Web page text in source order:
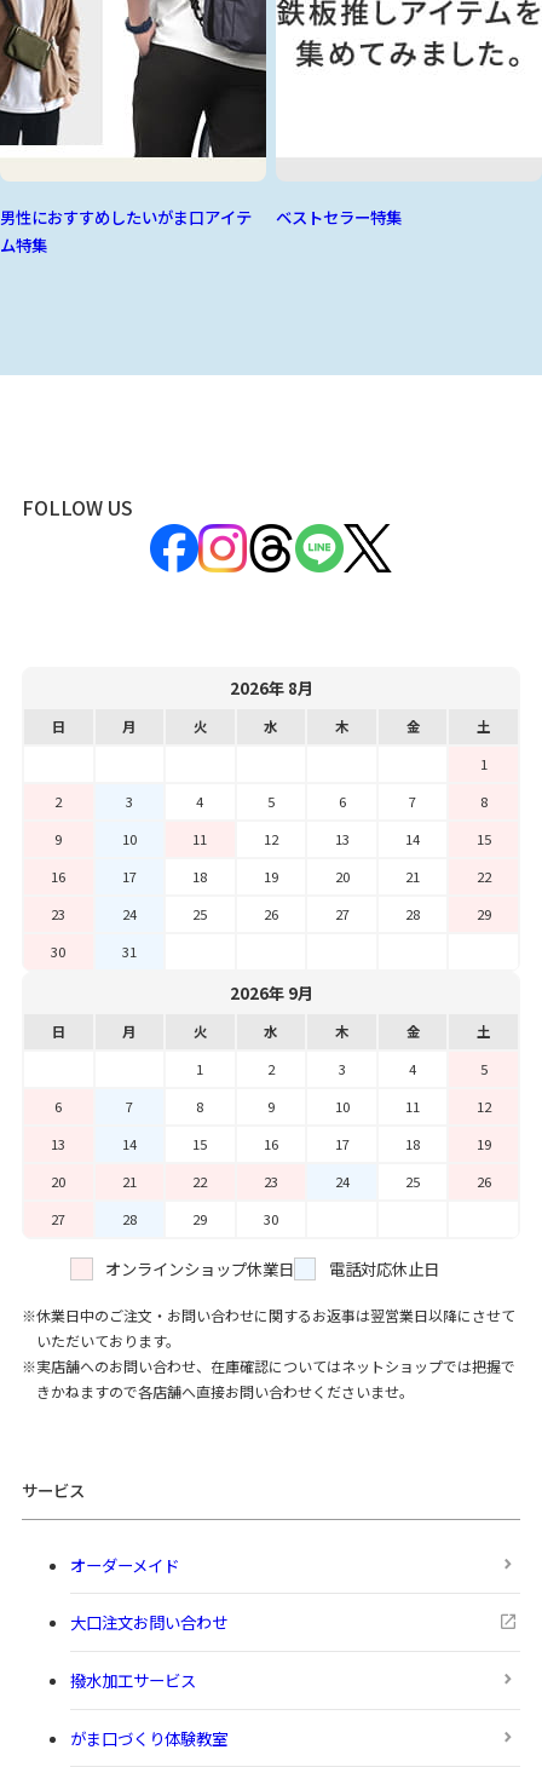
男性におすすめしたいがま口アイテ
ム特集
ベストセラー特集
FOLLOW US
2026年 8月
日 月 火 水 木 金
土
1
2
3 4 5 6 7
8
9
10 11 12 13 14
15
16
17 18 19 20 21
22
23
24 25 26 27 28
29
30
31
2026年 9月
日 月 火 水 木 金
土
1
2 3 4
5
6
7 8 9 10 11
12
13
14 15 16 17 18
19
20
21 22 23 24 25
26
27
28 29 30
オンラインショップ休業日 電話対応休止日
休業日中のご注文・お問い合わせに関するお返事は翌営業日以降にさせて
いただいております。
実店舗へのお問い合わせ、在庫確認についてはネットショップでは把握で
きかねますので各店舗へ直接お問い合わせくださいませ。
サービス
オーダーメイド
大口注文お問い合わせ
撥水加工サービス
がま口づくり体験教室